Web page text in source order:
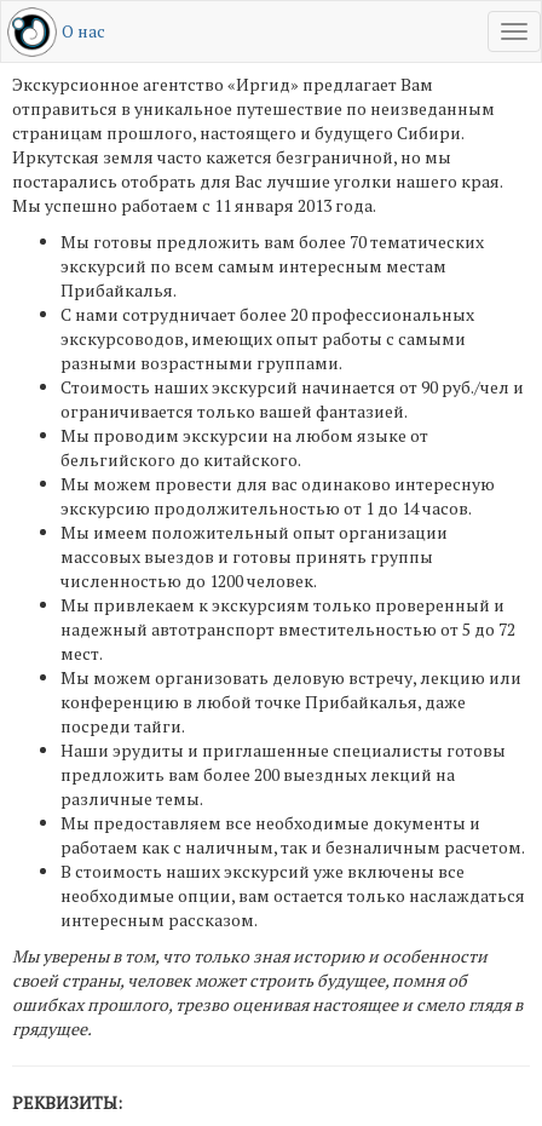
RU
EN
О нас
Экскурсионное агентство «Иргид» предлагает Вам
отправиться в уникальное путешествие по неизведанным
страницам прошлого, настоящего и будущего Сибири.
Иркутская земля часто кажется безграничной, но мы
постарались отобрать для Вас лучшие уголки нашего края.
Мы успешно работаем с 11 января 2013 года.
Мы готовы предложить вам более 70 тематических
экскурсий по всем самым интересным местам
Прибайкалья.
С нами сотрудничает более 20 профессиональных
экскурсоводов, имеющих опыт работы с самыми
разными возрастными группами.
Стоимость наших экскурсий начинается от 90 руб./чел и
ограничивается только вашей фантазией.
Мы проводим экскурсии на любом языке от
бельгийского до китайского.
Мы можем провести для вас одинаково интересную
экскурсию продолжительностью от 1 до 14 часов.
Мы имеем положительный опыт организации
массовых выездов и готовы принять группы
численностью до 1200 человек.
Мы привлекаем к экскурсиям только проверенный и
надежный автотранспорт вместительностью от 5 до 72
мест.
Мы можем организовать деловую встречу, лекцию или
конференцию в любой точке Прибайкалья, даже
посреди тайги.
Наши эрудиты и приглашенные специалисты готовы
предложить вам более 200 выездных лекций на
различные темы.
Мы предоставляем все необходимые документы и
работаем как с наличным, так и безналичным расчетом.
В стоимость наших экскурсий уже включены все
необходимые опции, вам остается только наслаждаться
интересным рассказом.
Мы уверены в том, что только зная историю и особенности
своей страны, человек может строить будущее, помня об
ошибках прошлого, трезво оценивая настоящее и смело глядя в
грядущее.
РЕКВИЗИТЫ: